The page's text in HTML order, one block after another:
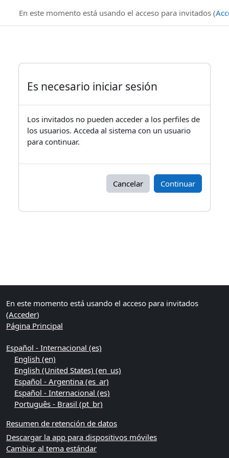
En este momento está usando el acceso para invitados (
Es necesario iniciar sesión
Los invitados no pueden acceder a los perfiles de
los usuarios. Acceda al sistema con un usuario
para continuar.
Cancelar Continuar
En este momento está usando el acceso para invitados
(Acceder)
Página Principal
Español - Internacional ‎(es)‎
English ‎(en)‎
English (United States) ‎(en_us)‎
Español - Argentina ‎(es_ar)‎
Español - Internacional ‎(es)‎
Português - Brasil ‎(pt_br)‎
Resumen de retención de datos
Descargar la app para dispositivos móviles
Cambiar al tema estándar